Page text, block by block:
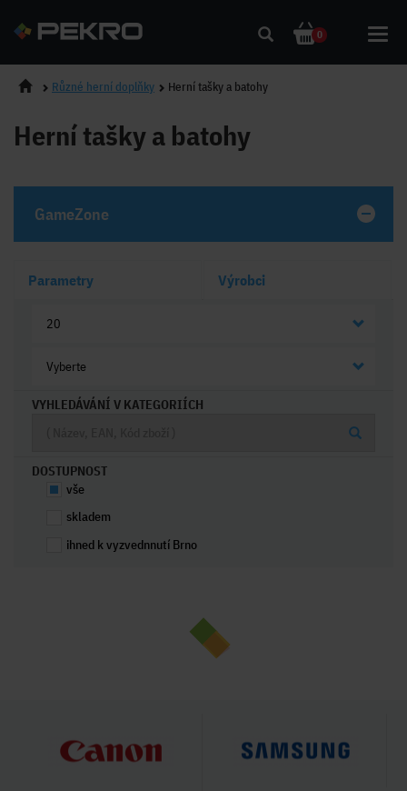
0
Různé herní doplňky Herní tašky a batohy
Herní tašky a batohy
GameZone
Parametry Výrobci
20
Vyberte
VYHLEDÁVÁNÍ V KATEGORIÍCH
DOSTUPNOST
vše
skladem
ihned k vyzvednnutí Brno